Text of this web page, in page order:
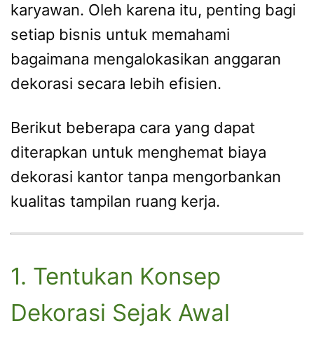
karyawan. Oleh karena itu, penting bagi
setiap bisnis untuk memahami
bagaimana mengalokasikan anggaran
dekorasi secara lebih efisien.
Berikut beberapa cara yang dapat
diterapkan untuk menghemat biaya
dekorasi kantor tanpa mengorbankan
kualitas tampilan ruang kerja.
1. Tentukan Konsep
Dekorasi Sejak Awal